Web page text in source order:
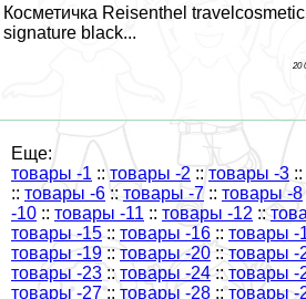
Косметичка Reisenthel travelcosmetic
signature black...
20
Еще:
товары -1 :: товары -2 :: товары -3 ::
:: товары -6 :: товары -7 :: товары -8
-10 :: товары -11 :: товары -12 ::
товары -15 :: товары -16 :: товары -
товары -19 :: товары -20 ::товары -
товары -23 :: товары -24 ::товары -
товары -27 :: товары -28 ::товары -